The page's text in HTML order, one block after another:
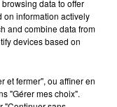
dévoilent leur
data to offer
on information actively
and combine data from
devices based on
et fermer", ou affiner en
"Gérer mes choix".